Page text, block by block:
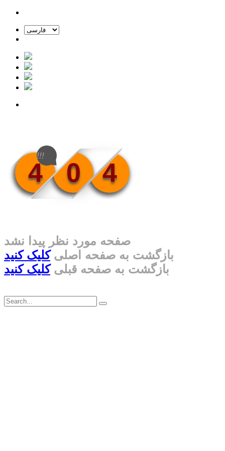
4 0 4
!!!
صفحه مورد نظر پیدا نشد
بازگشت به صفحه اصلیکلیک کنید
بازگشت به صفحه قبلیکلیک کنید